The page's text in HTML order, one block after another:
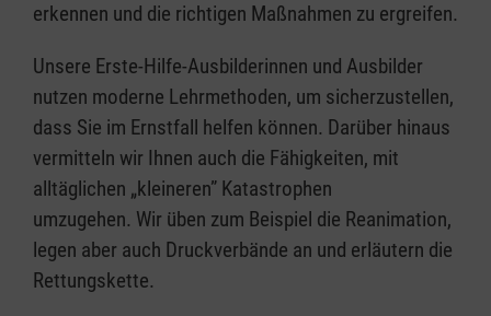
erkennen und die richtigen Maßnahmen zu ergreifen.
Unsere Erste-Hilfe-Ausbilderinnen und Ausbilder
nutzen moderne Lehrmethoden, um sicherzustellen,
dass Sie im Ernstfall helfen können. Darüber hinaus
vermitteln wir Ihnen auch die Fähigkeiten, mit
alltäglichen „kleineren” Katastrophen
umzugehen. Wir üben zum Beispiel die Reanimation,
legen aber auch Druckverbände an und erläutern die
Rettungskette.